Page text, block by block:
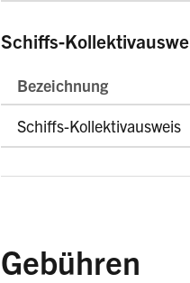
Schiffs-
Bezeichnung
Schiffs-Kollektivausweis
Gebühren